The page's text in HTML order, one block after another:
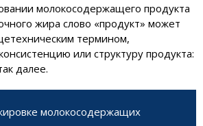
молокосодержащего продукта
жира слово «продукт» может
термином,
или структуру продукта:
далее.
молокосодержащих